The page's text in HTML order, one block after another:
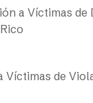
a Víctimas de
Víctimas de